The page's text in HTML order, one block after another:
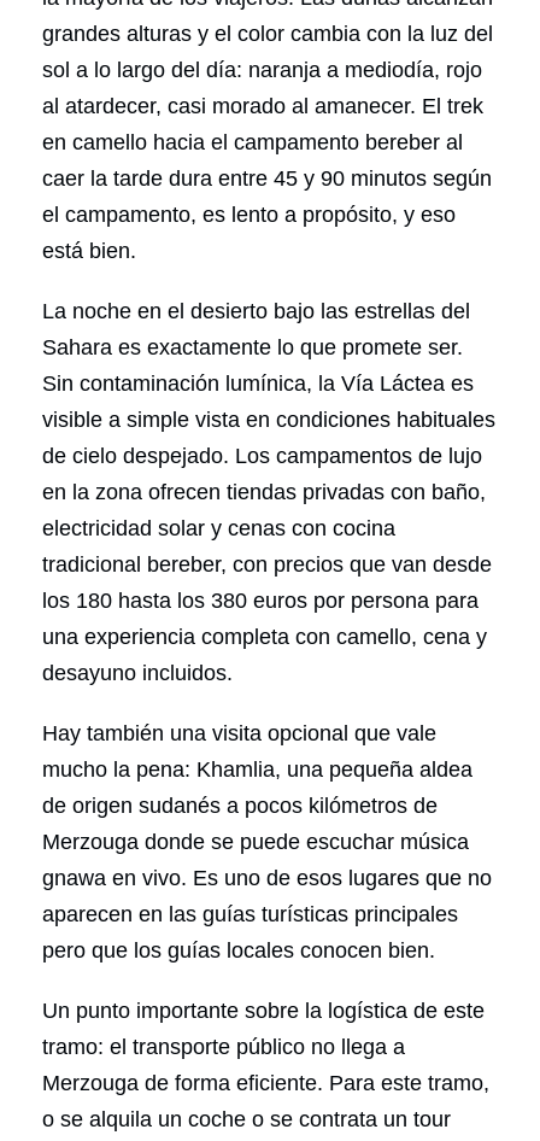
grandes alturas y el color cambia con la luz del
sol a lo largo del día: naranja a mediodía, rojo
al atardecer, casi morado al amanecer. El trek
en camello hacia el campamento bereber al
caer la tarde dura entre 45 y 90 minutos según
el campamento, es lento a propósito, y eso
está bien.
La noche en el desierto bajo las estrellas del
Sahara es exactamente lo que promete ser.
Sin contaminación lumínica, la Vía Láctea es
visible a simple vista en condiciones habituales
de cielo despejado. Los campamentos de lujo
en la zona ofrecen tiendas privadas con baño,
electricidad solar y cenas con cocina
tradicional bereber, con precios que van desde
los 180 hasta los 380 euros por persona para
una experiencia completa con camello, cena y
desayuno incluidos.
Hay también una visita opcional que vale
mucho la pena: Khamlia, una pequeña aldea
de origen sudanés a pocos kilómetros de
Merzouga donde se puede escuchar música
gnawa en vivo. Es uno de esos lugares que no
aparecen en las guías turísticas principales
pero que los guías locales conocen bien.
Un punto importante sobre la logística de este
tramo: el transporte público no llega a
Merzouga de forma eficiente. Para este tramo,
o se alquila un coche o se contrata un tour